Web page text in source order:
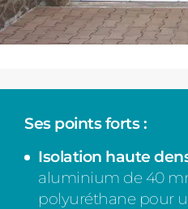
Ses points forts :
Isolation haute
aluminium de 40
polyuréthane pour